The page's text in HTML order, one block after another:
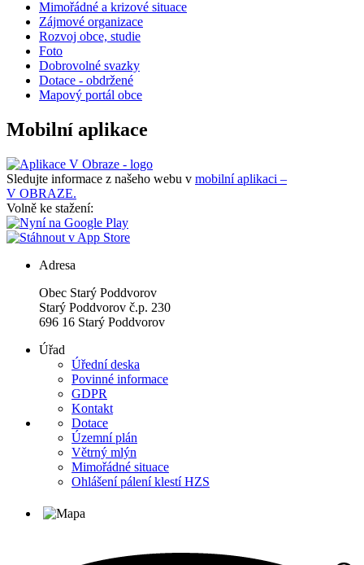
Mimořádné a krizové situace
Zájmové organizace
Rozvoj obce, studie
Foto
Dobrovolné svazky
Dotace - obdržené
Mapový portál obce
Mobilní aplikace
Sledujte informace z našeho webu v mobilní aplikaci –
V OBRAZE.
Volně ke stažení:
Adresa
Obec Starý Poddvorov
Starý Poddvorov č.p. 230
696 16 Starý Poddvorov
Úřad
Úřední deska
Povinné informace
GDPR
Kontakt
Dotace
Územní plán
Větrný mlýn
Mimořádné situace
Ohlášení pálení klestí HZS